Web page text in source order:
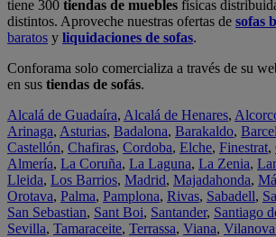
tiene 300 tiendas de muebles físicas
distintos. Aproveche nuestras ofertas de sofas
baratos y liquidaciones de sofas.
Conforama solo comercializa a través de su
en sus tiendas de sofás.
Alcalá de Guadaíra, Alcalá de Henares,
Arinaga, Asturias, Badalona, Barakaldo,
Castellón, Chafiras, Cordoba, Elche, Finestrat,
Almería, La Coruña, La Laguna, La Zenia,
Lleida, Los Barrios, Madrid, Majadahonda,
Orotava, Palma, Pamplona, Rivas, Sabadell,
San Sebastian, Sant Boi, Santander, Santiago
Sevilla, Tamaraceite, Terrassa, Viana,